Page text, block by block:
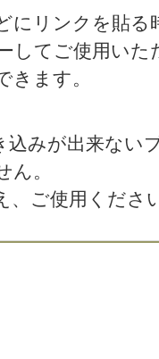
にリンクを貼る
してご使用いた
きます。
込みが出来ない
ん。
、ご使用くださ